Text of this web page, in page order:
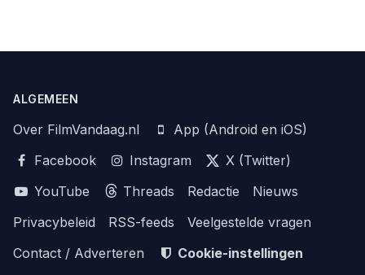
ALGEMEEN
Over FilmVandaag.nl
App (Android en iOS)
Facebook
Instagram
X (Twitter)
YouTube
Threads Redactie
Nieuws
Privacybeleid
RSS-feeds
Veelgestelde vragen
Contact / Adverteren
Cookie-instellingen